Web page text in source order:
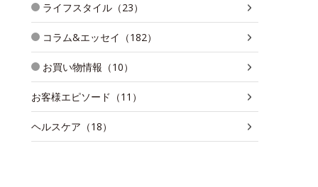
ライフスタイル（23）
コラム&エッセイ（182）
お買い物情報（10）
お客様エピソード（11）
ヘルスケア（18）